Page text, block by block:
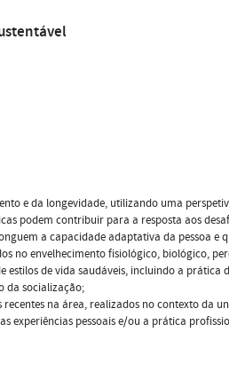
e da longevidade, utilizando uma
podem contribuir para a resposta aos
a capacidade adaptativa da pessoa e
no envelhecimento fisiológico, biológico,
de vida saudáveis, incluindo a
da socialização;
na área, realizados no contexto da
experiências pessoais e/ou a prática